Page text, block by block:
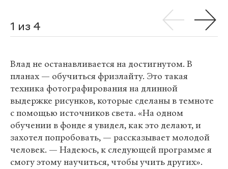
1 из 4
Влад не останавливается на достигнутом. В
планах — обучиться фризлайту. Это такая
техника фотографирования на длинной
выдержке рисунков, которые сделаны в темноте
с помощью источников света. «На одном
обучении в фонде я увидел, как это делают, и
захотел попробовать, — рассказывает молодой
человек. — Надеюсь, к следующей программе я
смогу этому научиться, чтобы учить других».